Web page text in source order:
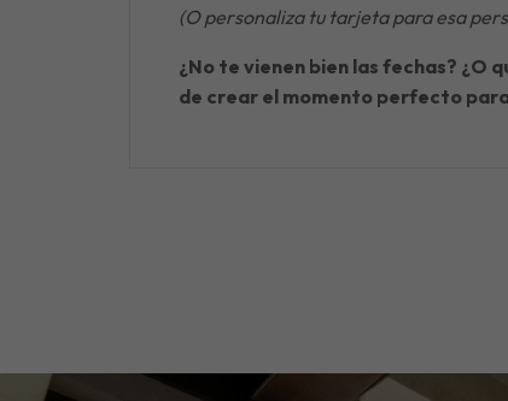
(O personaliza tu tarjeta para esa
¿No te vienen bien las fechas? ¿O
de crear el momento perfecto